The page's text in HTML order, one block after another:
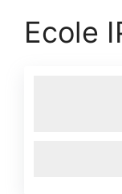
Ecole